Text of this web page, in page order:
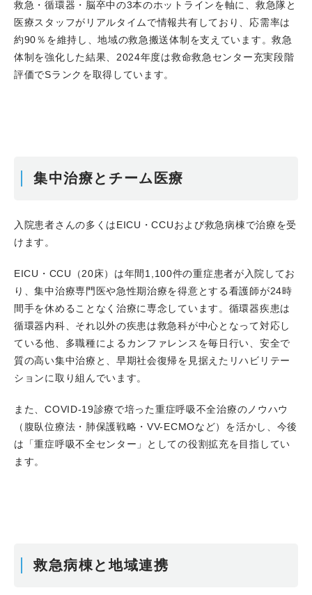
救急・循環器・脳卒中の3本のホットラインを軸に、救急隊と
医療スタッフがリアルタイムで情報共有しており、応需率は
約90％を維持し、地域の救急搬送体制を支えています。救急
体制を強化した結果、2024年度は救命救急センター充実段階
評価でSランクを取得しています。
集中治療とチーム医療
入院患者さんの多くはEICU・CCUおよび救急病棟で治療を受
けます。
EICU・CCU（20床）は年間1,100件の重症患者が入院してお
り、集中治療専門医や急性期治療を得意とする看護師が24時
間手を休めることなく治療に専念しています。循環器疾患は
循環器内科、それ以外の疾患は救急科が中心となって対応し
ている他、多職種によるカンファレンスを毎日行い、安全で
質の高い集中治療と、早期社会復帰を見据えたリハビリテー
ションに取り組んでいます。
また、COVID-19診療で培った重症呼吸不全治療のノウハウ
（腹臥位療法・肺保護戦略・VV-ECMOなど）を活かし、今後
は「重症呼吸不全センター」としての役割拡充を目指してい
ます。
救急病棟と地域連携